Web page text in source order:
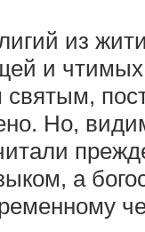
из
и чтимых
святым,
Но,
а